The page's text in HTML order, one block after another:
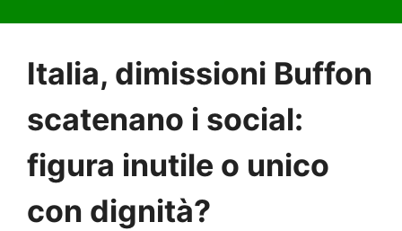
Italia, dimissioni Buffon
scatenano i social:
figura inutile o unico
con dignità?